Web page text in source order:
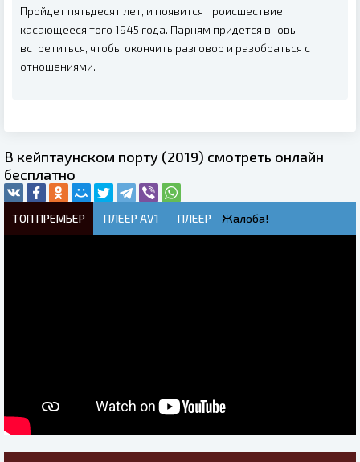
Пройдет пятьдесят лет, и появится происшествие,
касающееся того 1945 года. Парням придется вновь
встретиться, чтобы окончить разговор и разобраться с
отношениями.
В кейптаунском порту (2019) смотреть онлайн
бесплатно
ТОП ПРЕМЬЕР ПЛЕЕР AV1 ПЛЕЕР Жалоба!